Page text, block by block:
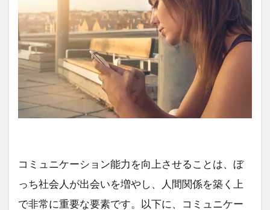
コミュニケーション能力を向上させることは、ぼ
っち社会人が出会いを増やし、人間関係を築く上
で非常に重要な要素です。以下に、コミュニケー